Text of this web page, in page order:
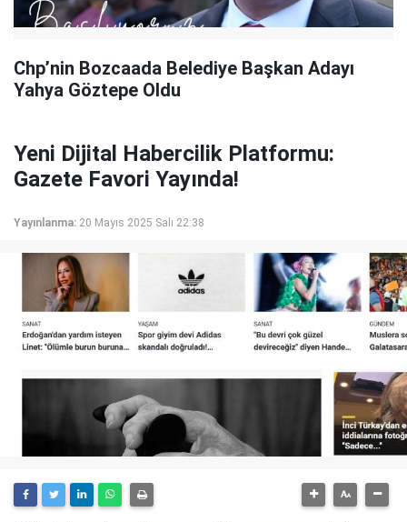
Chp’nin Bozcaada Belediye Başkan Adayı
Yahya Göztepe Oldu
Yeni Dijital Habercilik Platformu:
Gazete Favori Yayında!
Yayınlanma: 20 Mayıs 2025 Salı 22:38